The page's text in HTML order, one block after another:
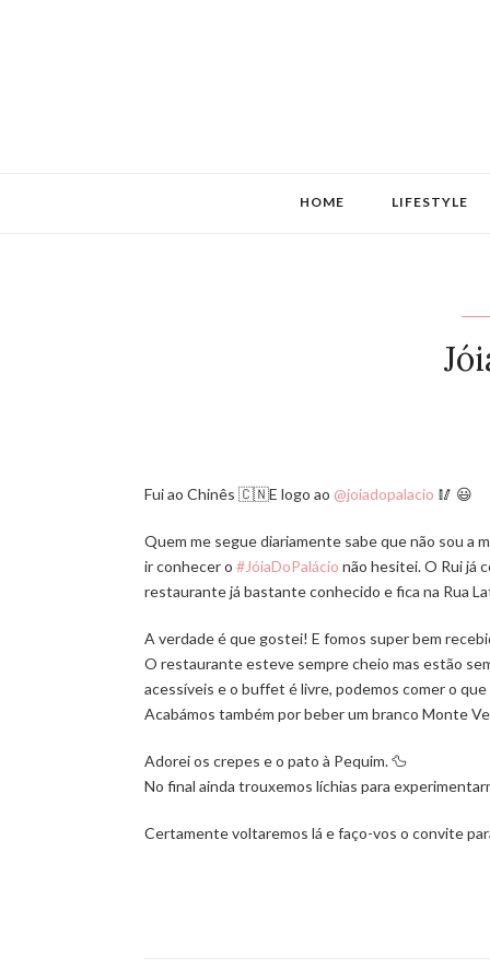
HOME LIFESTYLE
Fui ao Chinês 🇨🇳E logo ao @joiadopalacio 🥢 😃
Quem me segue diariamente sabe que não sou a
ir conhecer o #JóiaDoPalácio não hesitei. O Rui já
restaurante já bastante conhecido e fica na Rua
A verdade é que gostei! E fomos super bem
O restaurante esteve sempre cheio mas estão
acessíveis e o buffet é livre, podemos comer o
Acabámos também por beber um branco Monte
Adorei os crepes e o pato à Pequim. 🦆
No final ainda trouxemos líchias para
Certamente voltaremos lá e faço-vos o convite